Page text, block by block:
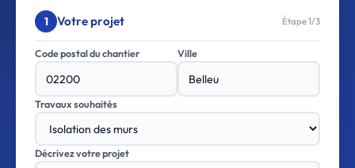
1 Votre projet Étape 1/3
Code postal du chantier Ville
Travaux souhaités
Décrivez votre projet